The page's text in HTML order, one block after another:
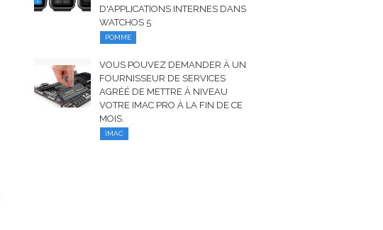
D'APPLICATIONS INTERNES DANS
WATCHOS 5
POMME
VOUS POUVEZ DEMANDER À UN
FOURNISSEUR DE SERVICES
AGRÉÉ DE METTRE À NIVEAU
VOTRE IMAC PRO À LA FIN DE CE
MOIS.
IMAC